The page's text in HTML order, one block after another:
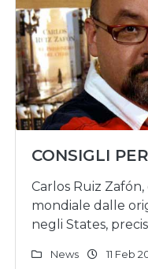
CONSIGLI
Carlos Ruiz
mondiale dalle
negli States,
News 11 Feb